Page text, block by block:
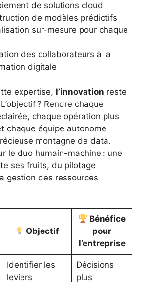
de solutions cloud
de modèles prédictifs
sur-mesure pour chaque
des collaborateurs à la
digitale
expertise, l’innovation reste
? Rendre chaque
chaque opération plus
chaque équipe autonome
montagne de data.
le duo humain-machine : une
ses fruits, du pilotage
gestion des ressources
Objectif
Bénéfice
pour
l’entreprise
Identifier les
leviers
Décisions
plus